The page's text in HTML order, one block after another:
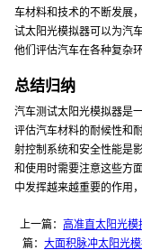
车材料和技术的不断发展
试太阳光模拟器可以为汽
他们评估汽车在各种复杂
总结归纳
汽车测试太阳光模拟器是
评估汽车材料的耐候性和
射控制系统和安全性能是
和使用时需要注意这些方
中发挥越来越重要的作用
上一篇： 高准直太阳光
篇：大面积脉冲太阳光